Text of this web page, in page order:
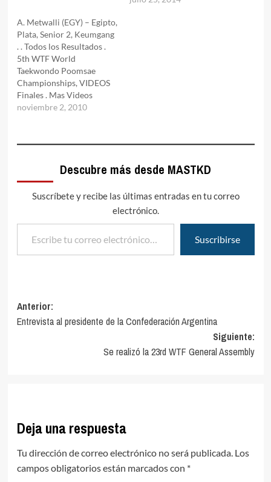
A. Metwalli (EGY) – Egipto,
Plata, Senior 2, Keumgang
. . Todos los Resultados .
5th WTF World
Taekwondo Poomsae
Championships, VIDEOS
Finales . Mas Videos
***AQUÍ*** . >>>> Ir a
masTaekwondo.com
info@mastaekwondo.com
. // . © Copyright 2003-
2010 masTaekwondo.com
- Todos los Derechos
noviembre 2, 2010
Descubre más desde MASTKD
Suscríbete y recibe las últimas entradas en tu correo
electrónico.
Escribe tu correo electrónico…
Suscribirse
Navegación
de
Anterior:
Entrevista al presidente de la Confederación Argentina
Siguiente:
Se realizó la 23rd WTF General Assembly
Deja una respuesta
Tu dirección de correo electrónico no será publicada. Los
campos obligatorios están marcados con *